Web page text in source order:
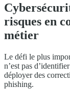
risques en
métier
Le défi le plus
n’est pas
déployer des
phishing.